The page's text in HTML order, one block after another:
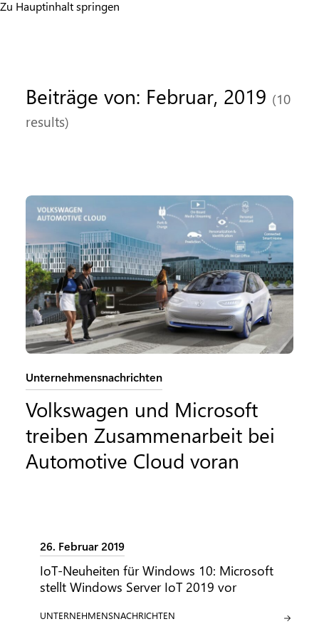
Zu Hauptinhalt springen
Beiträge von: Februar, 2019 (10
results)
Kategorie:
Unternehmensnachrichten
Volkswagen und Microsoft
treiben Zusammenarbeit bei
Automotive Cloud voran
26. Februar 2019
IoT-Neuheiten für Windows 10: Microsoft
stellt Windows Server IoT 2019 vor
KATEGORIE:
UNTERNEHMENSNACHRICHTEN